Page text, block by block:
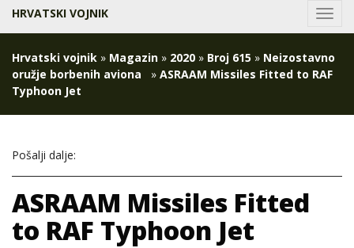
HRVATSKI VOJNIK
Hrvatski vojnik » Magazin » 2020 » Broj 615 » Neizostavno
oružje borbenih aviona
» ASRAAM Missiles Fitted to RAF
Typhoon Jet
Pošalji dalje:
ASRAAM Missiles Fitted
to RAF Typhoon Jet